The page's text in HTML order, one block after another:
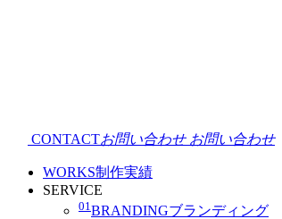
CONTACTお問い合わせ お問い合わせ
WORKS制作実績
SERVICE
01 BRANDINGブランディング